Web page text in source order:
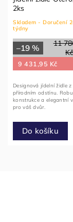
2ks
Skladem - Doručení
týdny
11
–19 %
9 431,95 Kč
Do košíku
Designová jídelní židle
přírodním odstínu.
konstrukce a elegantní
pro váš dvůr.